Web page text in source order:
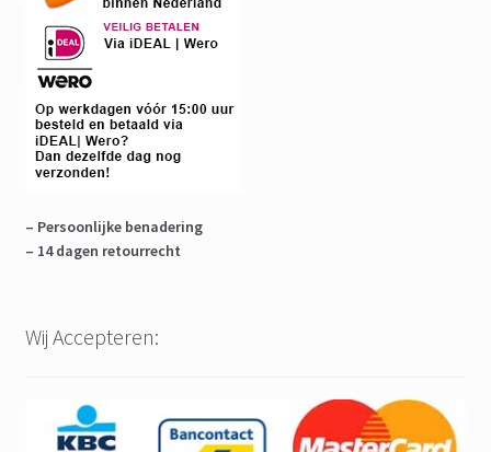
– Persoonlijke benadering
– 14 dagen retourrecht
Wij Accepteren: